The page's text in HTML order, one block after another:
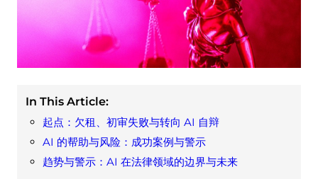
In This Article:
起点：欠租、初审失败与转向 AI 自辩
AI 的帮助与风险：成功案例与警示
趋势与警示：AI 在法律领域的边界与未来